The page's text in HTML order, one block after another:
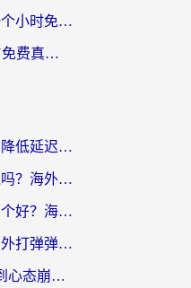
海外党自救指南：用一个小时免费加速器，轻松打破国内资源访问壁垒？
海外党必看：中国VPN免费真的靠谱吗？手把手教你选对回国加速器
国外玩流星蝴蝶剑怎么降低延迟？海外党必看的加速秘籍（含欧洲鸣潮&彩虹岛优化攻略）
在国外也能玩穿越火线吗？海外玩家国服游戏畅玩终极指南
美国率土之滨加速器哪个好？海外党国服游戏畅玩终极指南（附多游戏解决方案）
海外党必看：怎么在国外打弹弹堂不卡？番茄加速器亲测指南
英国崩坏学园2延迟高到心态崩？海外党国服游戏加速终极指南